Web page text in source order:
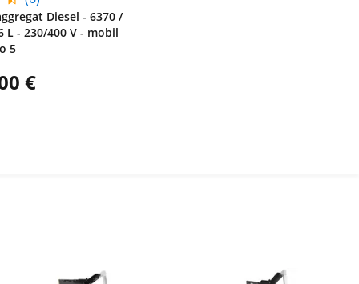
Diesel - 6370 /
L - 230/400 V - mobil
5
€